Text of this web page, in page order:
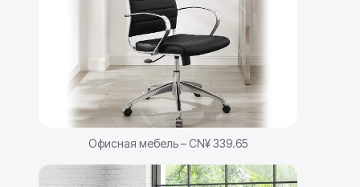
Офисная мебель – CN¥ 339.65